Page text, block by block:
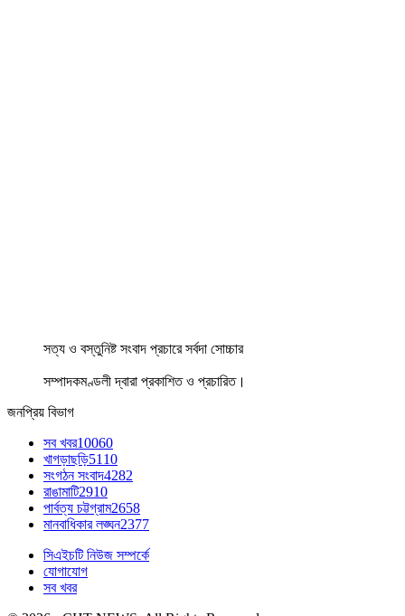
সত্য ও বস্তুনিষ্ট সংবাদ প্রচারে সর্বদা সোচ্চার
সম্পাদকমণ্ডলী দ্বারা প্রকাশিত ও প্রচারিত।
জনপ্রিয় বিভাগ
সব খবর10060
খাগড়াছড়ি5110
সংগঠন সংবাদ4282
রাঙামাটি2910
পার্বত্য চট্টগ্রাম2658
মানবাধিকার লঙ্ঘন2377
সিএইচটি নিউজ সম্পর্কে
যোগাযোগ
সব খবর